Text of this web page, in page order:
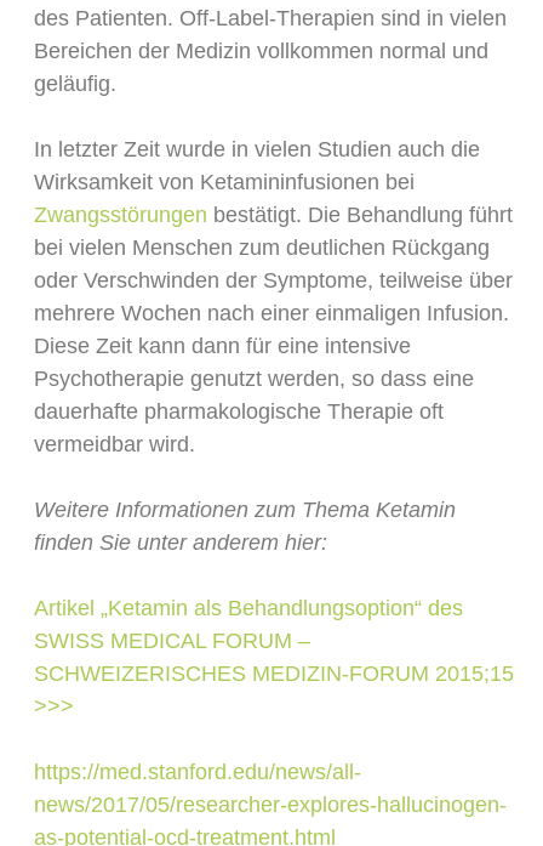
des Patienten. Off-Label-Therapien sind in vielen
Bereichen der Medizin vollkommen normal und
geläufig.
In letzter Zeit wurde in vielen Studien auch die
Wirksamkeit von Ketamininfusionen bei
Zwangsstörungen bestätigt. Die Behandlung führt
bei vielen Menschen zum deutlichen Rückgang
oder Verschwinden der Symptome, teilweise über
mehrere Wochen nach einer einmaligen Infusion.
Diese Zeit kann dann für eine intensive
Psychotherapie genutzt werden, so dass eine
dauerhafte pharmakologische Therapie oft
vermeidbar wird.
Weitere Informationen zum Thema Ketamin
finden Sie unter anderem hier:
Artikel „Ketamin als Behandlungsoption“ des
SWISS MEDICAL FORUM –
SCHWEIZERISCHES MEDIZIN-FORUM 2015;15
>>>
https://med.stanford.edu/news/all-
news/2017/05/researcher-explores-hallucinogen-
as-potential-ocd-treatment.html